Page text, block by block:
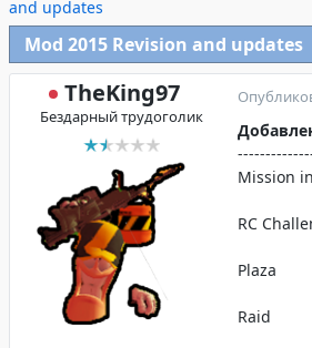
and updates
Mod 2015 Revision and updates
TheKing97
Бездарный трудоголик
Mission
RC
Plaza
Raid